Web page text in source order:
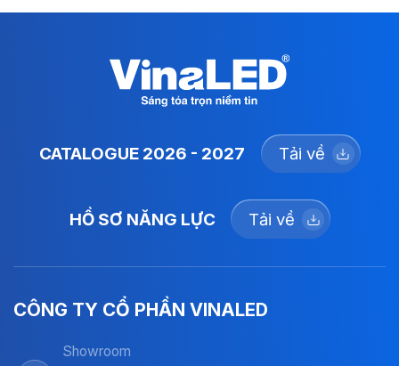
CATALOGUE 2026 - 2027 Tải về
HỒ SƠ NĂNG LỰC Tải về
CÔNG TY CỔ PHẦN VINALED
Showroom